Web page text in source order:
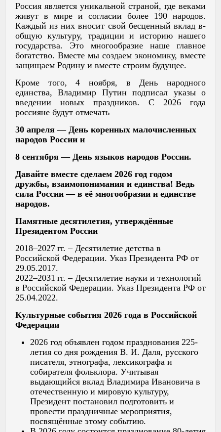
Россия является уникальной страной, где веками
живут в мире и согласии более 190 народов.
Каждый из них вносит свой бесценный вклад в-
общую культуру, традиции и историю нашего
государства. Это многообразие наше главное
богатство. Вместе мы создаем экономику, вместе
защищаем Родину и вместе строим будущее.
Кроме того, 4 ноября, в День народного
единства, Владимир Путин подписал указы о
введении новых праздников. С 2026 года
россияне будут отмечать
30 апреля — День коренных малочисленных
народов России и
8 сентября — День языков народов России.
Давайте вместе сделаем 2026 год годом
дружбы, взаимопонимания и единства! Ведь
сила России — в её многообразии и единстве
народов.
Памятные десятилетия, утверждённые
Президентом России
2018–2027 гг. – Десятилетие детства в
Российской Федерации. Указ Президента РФ от
29.05.2017.
2022–2031 гг. – Десятилетие науки и технологий
в Российской Федерации. Указ Президента РФ от
25.04.2022.
Культурные события 2026 года в Российской
Федерации
2026 год объявлен годом празднования 225-
летия со дня рождения В. И. Даля, русского
писателя, этнографа, лексикографа и
собирателя фольклора. Учитывая
выдающийся вклад Владимира Ивановича в
отечественную и мировую культуру,
Президент постановил подготовить и
провести праздничные мероприятия,
посвящённые этому событию.